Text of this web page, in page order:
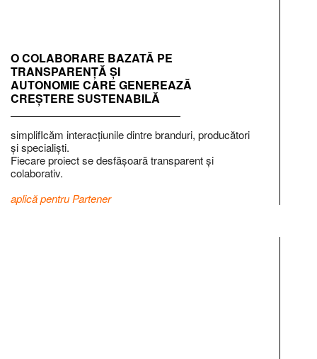
O COLABORARE BAZATĂ PE
TRANSPARENȚĂ ȘI
AUTONOMIE CARE GENEREAZĂ
CREȘTERE SUSTENABILĂ
simplifIcăm interacțiunile dintre branduri, producători
și specialiști.
Fiecare proiect se desfășoară transparent și
colaborativ.
aplică pentru Partener